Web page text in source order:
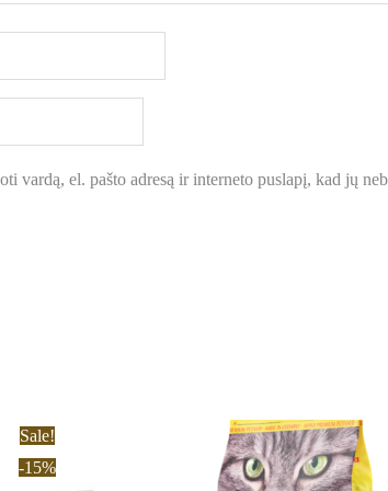
vardą, el. pašto adresą ir interneto puslapį, kad jų
Sale!
-15%
through
Price
range:
14,60 €
through
This